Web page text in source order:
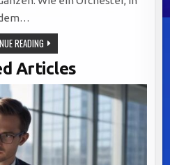
READINGEFFIZIENTE
WORKFLOWSYSTEME:
DER
SCHLÜSSEL
ZU
ERFOLGREICHER
KOMMUNIKATION
AGILER
Articles